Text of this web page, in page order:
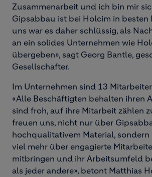
Zusammenarbeit und ich bin mir
Gipsabbau ist bei Holcim in besten
uns war es daher schlüssig, als
an ein solides Unternehmen wie
übergeben», sagt Georg Bantle,
Gesellschafter.
Im Unternehmen sind 13
«Alle Beschäftigten behalten ihren
sind froh, auf ihre Mitarbeit zählen
freuen uns, nicht nur über
hochqualitativem Material,
viel mehr über engagierte
mitbringen und ihr Arbeitsumfeld
als jeder andere», betont Matthias